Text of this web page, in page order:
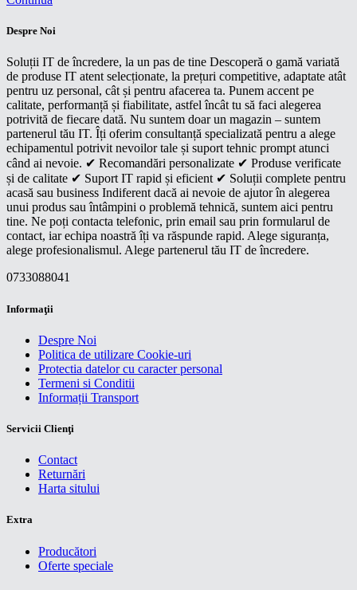
Despre Noi
Soluții IT de încredere, la un pas de tine Descoperă o gamă variată
de produse IT atent selecționate, la prețuri competitive, adaptate atât
pentru uz personal, cât și pentru afacerea ta. Punem accent pe
calitate, performanță și fiabilitate, astfel încât tu să faci alegerea
potrivită de fiecare dată. Nu suntem doar un magazin – suntem
partenerul tău IT. Îți oferim consultanță specializată pentru a alege
echipamentul potrivit nevoilor tale și suport tehnic prompt atunci
când ai nevoie. ✔ Recomandări personalizate ✔ Produse verificate
și de calitate ✔ Suport IT rapid și eficient ✔ Soluții complete pentru
acasă sau business Indiferent dacă ai nevoie de ajutor în alegerea
unui produs sau întâmpini o problemă tehnică, suntem aici pentru
tine. Ne poți contacta telefonic, prin email sau prin formularul de
contact, iar echipa noastră îți va răspunde rapid. Alege siguranța,
alege profesionalismul. Alege partenerul tău IT de încredere.
0733088041
Informaţii
Despre Noi
Politica de utilizare Cookie-uri
Protectia datelor cu caracter personal
Termeni si Conditii
Informații Transport
Servicii Clienţi
Contact
Returnări
Harta sitului
Extra
Producători
Oferte speciale